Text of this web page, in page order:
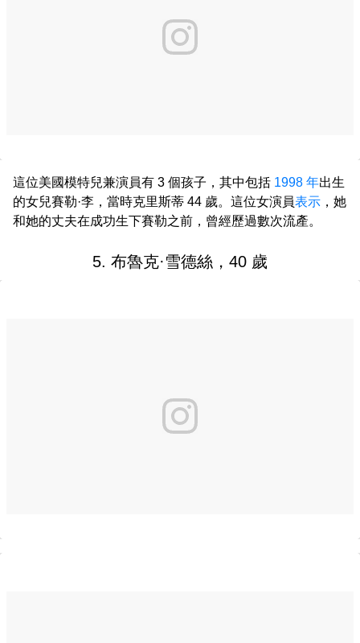
這位美國模特兒兼演員有 3 個孩子，其中包括 1998 年出生
的女兒賽勒·李，當時克里斯蒂 44 歲。這位女演員表示 ，她
和她的丈夫在成功生下賽勒之前，曾經歷過數次流產。
5. 布魯克·雪德絲，40 歲